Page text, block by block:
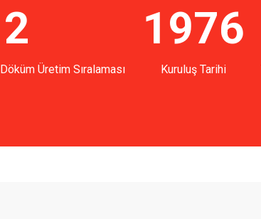
2
Üretim Sıralaması
1976
Kuruluş Tarihi